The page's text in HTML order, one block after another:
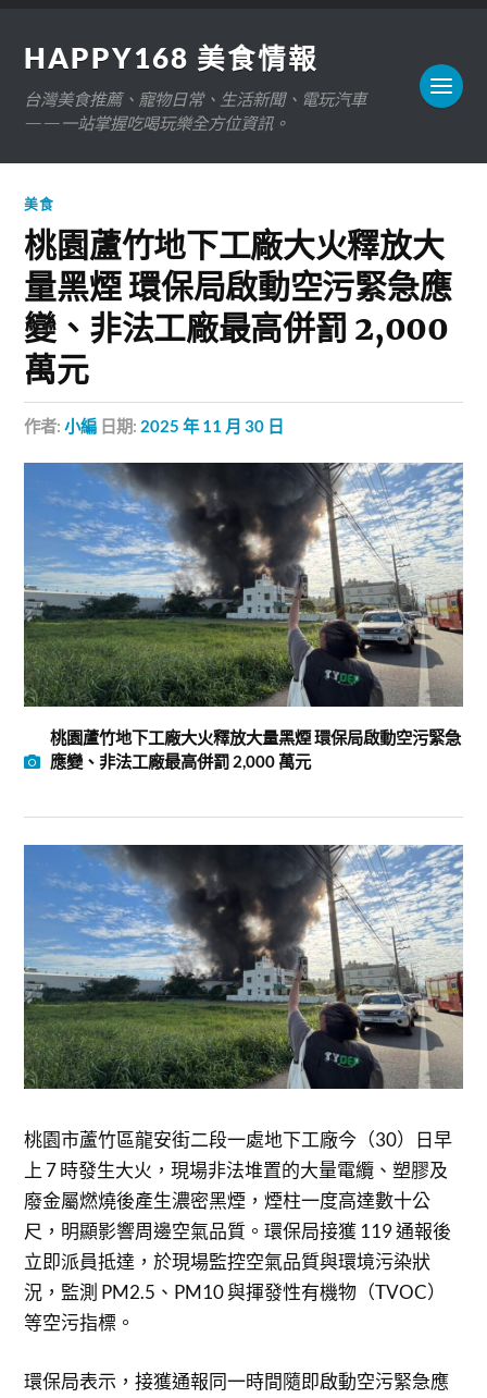
HAPPY168 美食情報
台灣美食推薦、寵物日常、生活新聞、電玩汽車
——一站掌握吃喝玩樂全方位資訊。
美食
桃園蘆竹地下工廠大火釋放大
量黑煙 環保局啟動空污緊急應
變、非法工廠最高併罰 2,000
萬元
作者:小編 日期: 2025 年 11 月 30 日
桃園蘆竹地下工廠大火釋放大量黑煙 環保局啟動空污緊急
應變、非法工廠最高併罰 2,000 萬元
桃園市蘆竹區龍安街二段一處地下工廠今（30）日早
上 7 時發生大火，現場非法堆置的大量電纜、塑膠及
廢金屬燃燒後產生濃密黑煙，煙柱一度高達數十公
尺，明顯影響周邊空氣品質。環保局接獲 119 通報後
立即派員抵達，於現場監控空氣品質與環境污染狀
況，監測 PM2.5、PM10 與揮發性有機物（TVOC）
等空污指標。
環保局表示，接獲通報同一時間隨即啟動空污緊急應